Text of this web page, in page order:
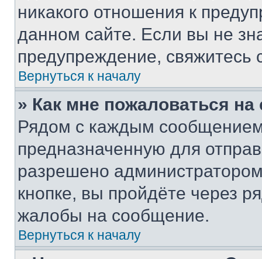
никакого отношения к
данном сайте. Если вы не
предупреждение,
Вернуться к началу
» Как мне пожаловаться
Рядом с каждым сообщением
предназначенную для
разрешено
кнопке, вы пройдёте через
жалобы на сообщение.
Вернуться к началу